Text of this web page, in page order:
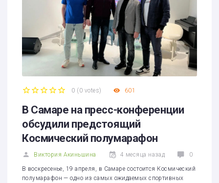
0 ( 0 votes) 601
В Самаре на пресс-конференции
обсудили предстоящий
Космический полумарафон
Виктория Акиньшина 4 месяца назад 0
В воскресенье, 19 апреля, в Самаре состоится Космический
полумарафон — одно из самых ожидаемых спортивных